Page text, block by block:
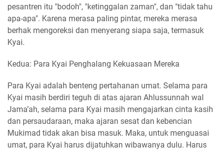
pesantren itu "bodoh", "ketinggalan zaman", dan "tidak tahu
apa-apa". Karena merasa paling pintar, mereka merasa
berhak mengoreksi dan menyerang siapa saja, termasuk
Kyai.
Kedua: Para Kyai Penghalang Kekuasaan Mereka
Para Kyai adalah benteng pertahanan umat. Selama para
Kyai masih berdiri teguh di atas ajaran Ahlussunnah wal
Jama’ah, selama para Kyai masih mengajarkan cinta kasih
dan persaudaraan, maka ajaran sesat dan kebencian
Mukimad tidak akan bisa masuk. Maka, untuk menguasai
umat, para Kyai harus dijatuhkan wibawanya dulu. Harus